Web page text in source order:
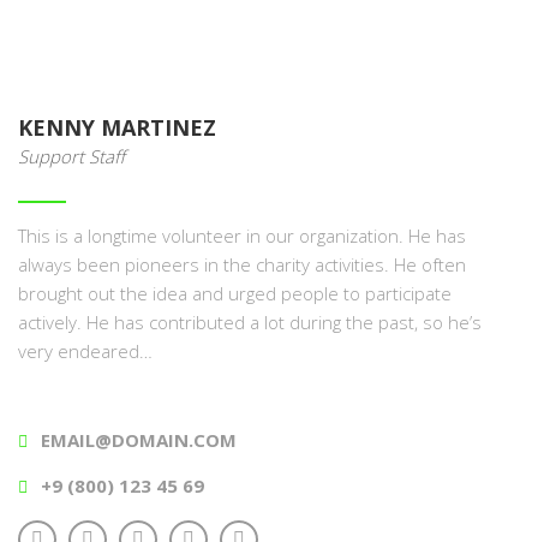
KENNY MARTINEZ
Support Staff
This is a longtime volunteer in our organization. He has
always been pioneers in the charity activities. He often
brought out the idea and urged people to participate
actively. He has contributed a lot during the past, so he’s
very endeared…
EMAIL@DOMAIN.COM
+9 (800) 123 45 69